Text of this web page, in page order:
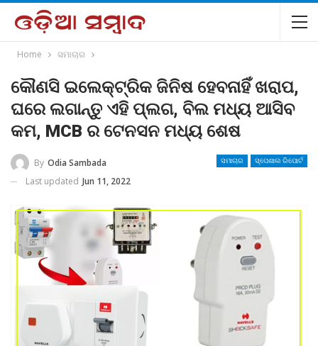
Home ସମାଚାର
କୌଣସି ଇଲେକ୍ଟ୍ରିକ ଜିନିଷ ହେବନାହିଁ ଖରାପ,
ଘରେ ଲଗାନ୍ତୁ ଏହି ପ୍ଲଗ, ବିଲ ମଧ୍ୟ ଆସିବ
କମ, MCB ର ଟେନସନ ମଧ୍ୟ ଶେଷ
ସମାଚାର ସ୍ପେଶାଲ ରିପୋର୍ଟ
By Odia Sambada
Last updated Jun 11, 2022